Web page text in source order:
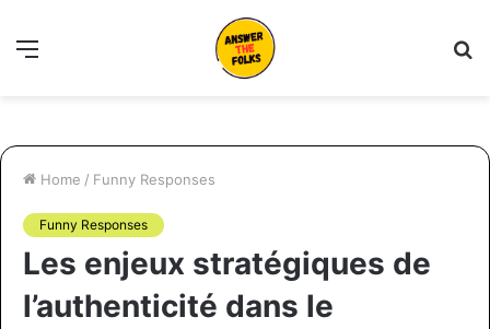
Menu
Home / Funny Responses
Funny Responses
Les enjeux stratégiques de
l’authenticité dans le